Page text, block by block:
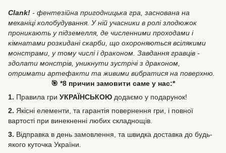
Clank! - фентезійна пригодницька гра, заснована на
механіці колобудування. У ній учасники в ролі злодюжок
проникають у підземелля, де численними проходами і
кімнатами розкидані скарби, що охороняються всілякими
монстрами, у тому числі і драконом. Завдання гравців -
здолати монстрів, уникнути зустрічі з драконом,
отримати артефакти та живими вибратися на поверхню.
🎯 *8 причин замовити саме у нас:*
1. Правила гри УКРАЇНСЬКОЮ додаємо у подарунок!
2. Якісні елементи, та гарантія повернення гри, і повної
вартості при винекненні любих складнощів.
3. Відправка в день замовлення, та швидка доставка до будь-
якого куточка України.